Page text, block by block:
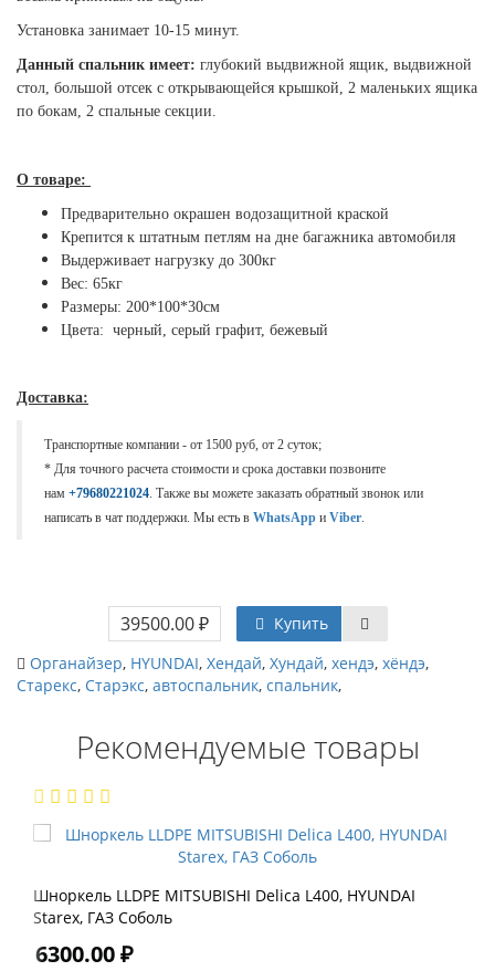
Установка занимает 10-15 минут.
Данный спальник имеет: глубокий выдвижной ящик, выдвижной
стол, большой отсек с открывающейся крышкой, 2 маленьких ящика
по бокам, 2 спальные секции.
О товаре:
Предварительно окрашен водозащитной краской
Крепится к штатным петлям на дне багажника автомобиля
Выдерживает нагрузку до 300кг
Вес: 65кг
Размеры: 200*100*30см
Цвета: черный, серый графит, бежевый
Доставка:
Транспортные компании - от 1500 руб, от 2 суток;
* Для точного расчета стоимости и срока доставки позвоните
нам +79680221024. Также вы можете заказать обратный звонок или
написать в чат поддержки. Мы есть в WhatsApp и Viber.
39500.00 ₽
Купить
Органайзер, HYUNDAI, Хендай, Хундай, хендэ, хёндэ,
Старекс, Старэкс, автоспальник, спальник,
Рекомендуемые товары
Шноркель LLDPE MITSUBISHI Delica L400, HYUNDAI
Starex, ГАЗ Соболь
6300.00 ₽